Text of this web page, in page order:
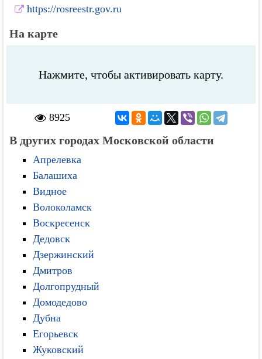
https://rosreestr.gov.ru
На карте
Нажмите, чтобы активировать карту.
8925
В других городах Московской области
Апрелевка
Балашиха
Видное
Волоколамск
Воскресенск
Дедовск
Дзержинский
Дмитров
Долгопрудный
Домодедово
Дубна
Егорьевск
Жуковский